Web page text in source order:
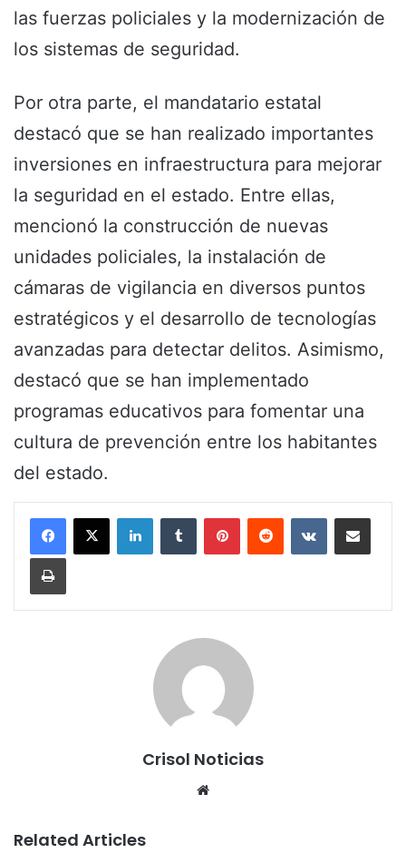
las fuerzas policiales y la modernización de
los sistemas de seguridad.
Por otra parte, el mandatario estatal
destacó que se han realizado importantes
inversiones en infraestructura para mejorar
la seguridad en el estado. Entre ellas,
mencionó la construcción de nuevas
unidades policiales, la instalación de
cámaras de vigilancia en diversos puntos
estratégicos y el desarrollo de tecnologías
avanzadas para detectar delitos. Asimismo,
destacó que se han implementado
programas educativos para fomentar una
cultura de prevención entre los habitantes
del estado.
Crisol Noticias
Related Articles